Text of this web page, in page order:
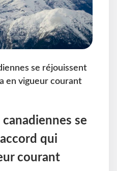
se réjouissent
en vigueur courant
canadiennes se
qui
courant